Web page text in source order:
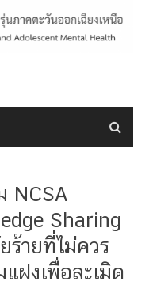
NCSA
Sharing
ายที่ไม่ควร
ฝงเพื่อละเมิด